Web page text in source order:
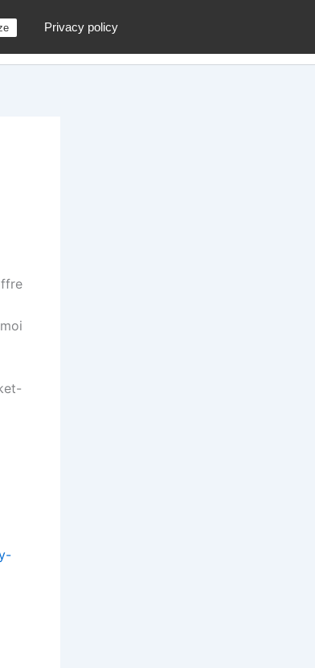
moi ! Archives
Privacy policy